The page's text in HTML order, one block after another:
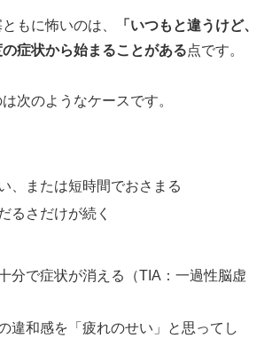
もに怖いのは、
「いつもと違うけど、
症状から始まることがある点です。
次のようなケースです。
、または短時間でおさまる
るさだけが続く
分で症状が消える（TIA：一過性脳虚
違和感を「疲れのせい」と思ってし